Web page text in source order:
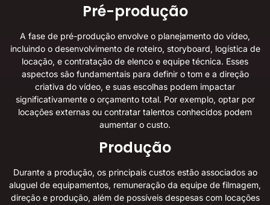
Pré-produção
A fase de pré-produção envolve o planejamento do vídeo,
incluindo o desenvolvimento de roteiro, storyboard, logística de
locação, e contratação de elenco e equipe técnica. Esses
aspectos são fundamentais para definir o tom e a direção
criativa do vídeo, e suas escolhas podem impactar
significativamente o orçamento total. Por exemplo, optar por
locações externas ou contratar talentos conhecidos podem
aumentar o custo.
Produção
Durante a produção, os principais custos estão associados ao
aluguel de equipamentos, remuneração da equipe de filmagem,
direção e produção, além de possíveis despesas com locações